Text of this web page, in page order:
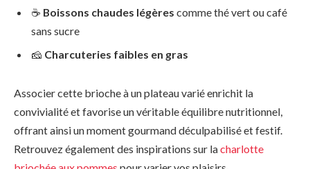
☕ Boissons chaudes légères comme thé vert ou café
sans sucre
🧀 Charcuteries faibles en gras
Associer cette brioche à un plateau varié enrichit la
convivialité et favorise un véritable équilibre nutritionnel,
offrant ainsi un moment gourmand déculpabilisé et festif.
Retrouvez également des inspirations sur lacharlotte